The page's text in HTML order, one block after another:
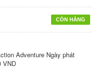
CÒN HÀNG
Adventure Ngày phát
VND